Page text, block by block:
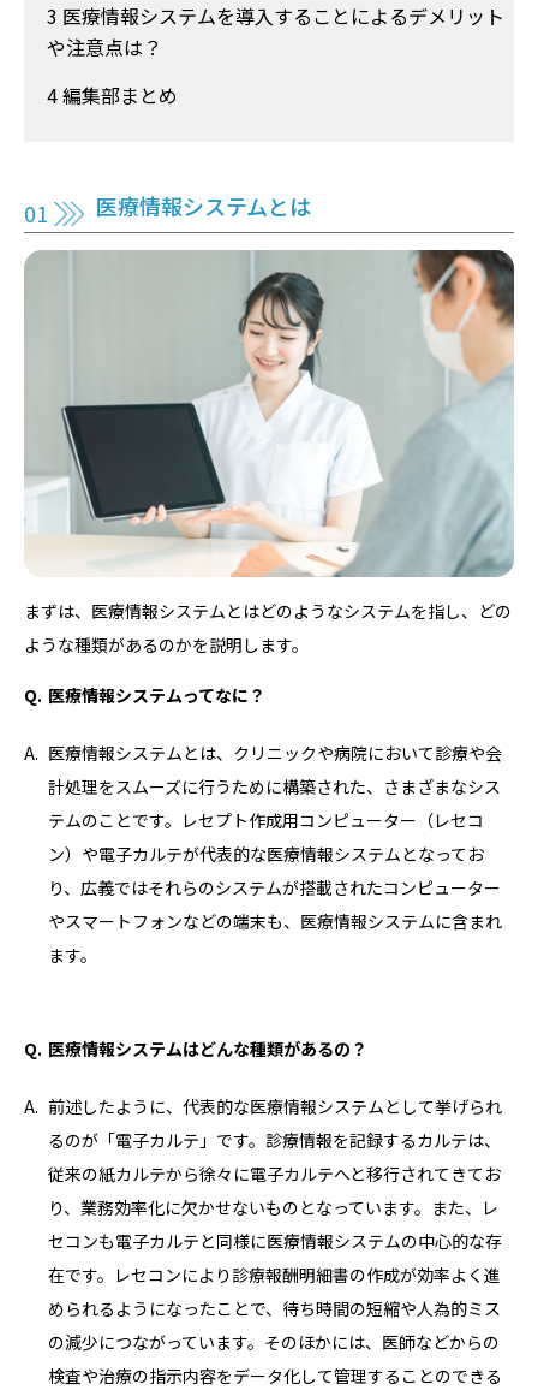
3 医療情報システムを導入することによるデメリット
や注意点は？
4 編集部まとめ
医療情報システムとは
まずは、医療情報システムとはどのようなシステムを指し、どの
ような種類があるのかを説明します。
医療情報システムってなに？
医療情報システムとは、クリニックや病院において診療や会
計処理をスムーズに行うために構築された、さまざまなシス
テムのことです。レセプト作成用コンピューター（レセコ
ン）や電子カルテが代表的な医療情報システムとなってお
り、広義ではそれらのシステムが搭載されたコンピューター
やスマートフォンなどの端末も、医療情報システムに含まれ
ます。
医療情報システムはどんな種類があるの？
前述したように、代表的な医療情報システムとして挙げられ
るのが「電子カルテ」です。診療情報を記録するカルテは、
従来の紙カルテから徐々に電子カルテへと移行されてきてお
り、業務効率化に欠かせないものとなっています。また、レ
セコンも電子カルテと同様に医療情報システムの中心的な存
在です。レセコンにより診療報酬明細書の作成が効率よく進
められるようになったことで、待ち時間の短縮や人為的ミス
の減少につながっています。そのほかには、医師などからの
検査や治療の指示内容をデータ化して管理することのできる